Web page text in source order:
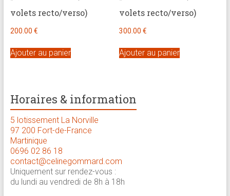
volets recto/verso)
200.00 €
Ajouter au panier
volets recto/verso)
300.00€
Ajouter au panier
Horaires & information
5 lotissement La Norville
97 200 Fort-de-France
Martinique
0696 02 86 18
contact@celinegommard.com
Uniquement sur rendez-vous :
du lundi au vendredi de 8h à 18h